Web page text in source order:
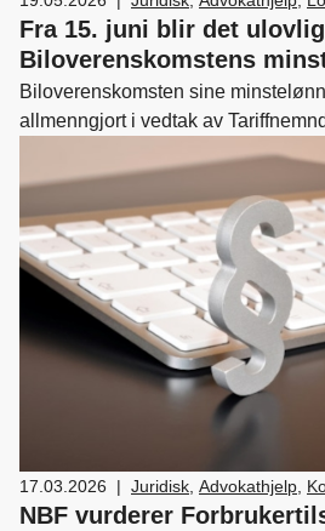
tariff,Forhandler og
og personal
Fra 15. juni blir det
Biloverenskomstens
Biloverenskomsten sine
allmenngjort i vedtak av
gjennom forskrift som trer i kraft
innebærer at minstelønnssatsene i
gjelder for alle som arbeider på
17.03.2026 | Juridisk Advokathjelp
Bilsalg
NBF vurderer